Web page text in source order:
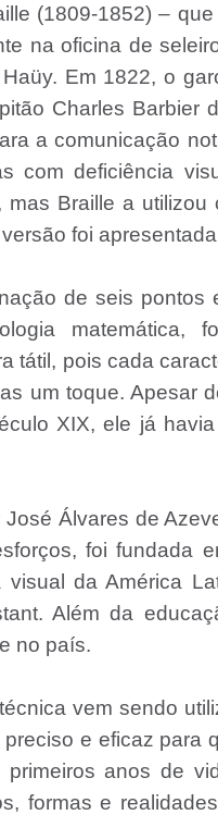
(1809-1852) –
na oficina de
Em 1822, o
Charles Barbier
a comunicação
com deficiência
Braille a
foi
de seis pontos
matemática,
tátil, pois cada
um toque. Apesar
XIX, ele já
Álvares de
foi fundada
da América
Além da
no país.
vem sendo
e eficaz para
anos de
formas e